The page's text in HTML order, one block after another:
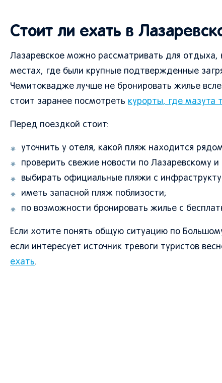
Стоит ли ехать в
Лазаревское можно рассматривать для отдыха,
местах, где были крупные подтвержденные
Чемитоквадже лучше не бронировать жилье
стоит заранее посмотреть курорты, где мазута
Перед поездкой стоит:
уточнить у отеля, какой пляж находится
проверить свежие новости по Лазаревскому
выбирать официальные пляжи с
иметь запасной пляж поблизости;
по возможности бронировать жилье с
Если хотите понять общую ситуацию по
если интересует источник тревоги туристов
ехать.